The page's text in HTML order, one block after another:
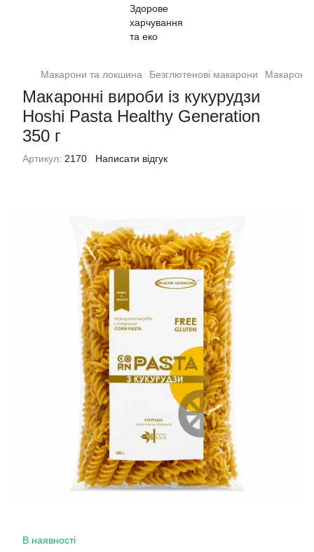
Макарони та локшина Безглютенові макарони
Макаронні вироби із кукурудзи
Hoshi Pasta Healthy Generation
350 г
Артикул: 2170 Написати відгук
В наявності